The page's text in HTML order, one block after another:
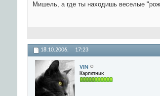
Мишель, а где ты находишь веселые
18.10.2006, 17:23
VIN
Карпятник